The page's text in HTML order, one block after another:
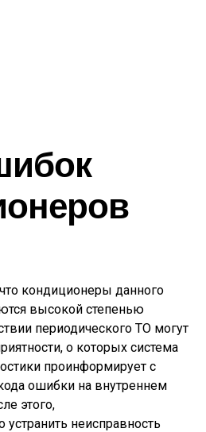
кондиционеры данного
высокой степенью
периодического ТО могут
о которых система
проинформирует с
ошибки на внутреннем
этого,
неисправность